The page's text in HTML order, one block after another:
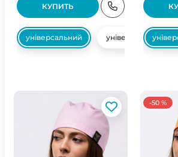
КУПИТЬ
універсальний універсальний
-50 %